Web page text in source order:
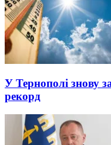
У Тернополі знову
рекорд